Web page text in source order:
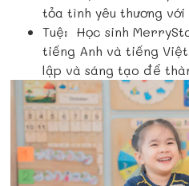
tỏa tình yêu thương
Tuệ: Học sinh
tiếng Anh và tiếng
lập và sáng tạo để